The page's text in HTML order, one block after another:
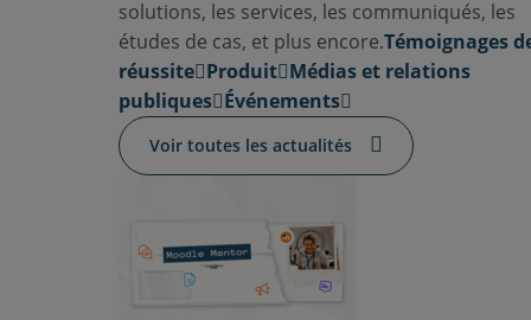
solutions, les services, les communiqués, les
études de cas, et plus encore.Témoignages
réussite Produit Médias et relations
publiques Événements
Voir toutes les actualités